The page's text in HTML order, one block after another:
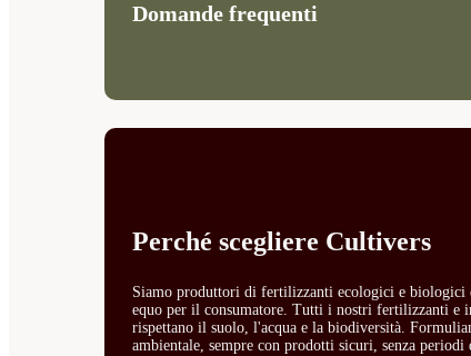
Domande frequenti
Perché scegliere Cultivers
Siamo produttori di fertilizzanti ecologici e biologici
equo per il consumatore. Tutti i nostri fertilizzanti e
rispettano il suolo, l'acqua e la biodiversità.
ambientale, sempre con prodotti sicuri, senza